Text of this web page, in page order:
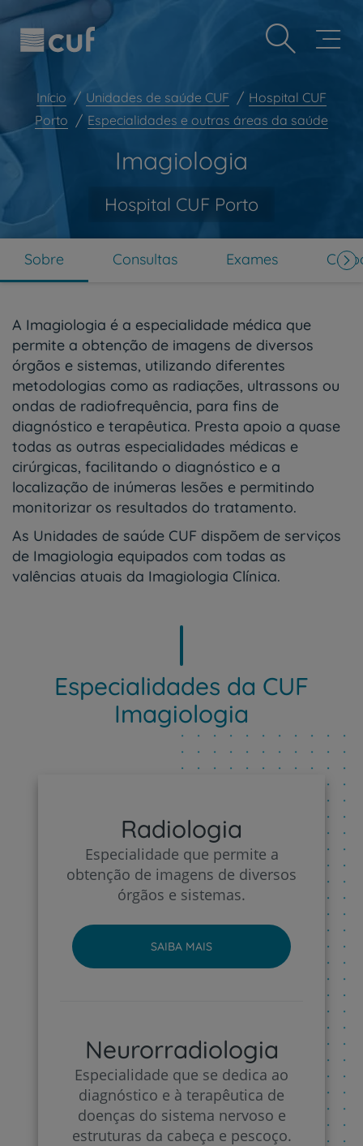
Observação:
este
inclui
sistema
acessibilidade.
Passar
para
conteúdo
Prevenção e bem-estar
Grandes Áreas da Saúde
Plano +CUF
Clientes e acompanhantes
CUF Academic Center
Para profissionais
Sobre nós
Contacte-nos
Início Unidades de saúde CUF
Hospital CUF
Porto
Especialidades e outras áreas da saúde
Imagiologia
Hospital CUF Porto
Sobre Consultas Exames
A Imagiologia é a especialidade médica que
permite a obtenção de imagens de diversos
órgãos e sistemas, utilizando diferentes
metodologias como as radiações, ultrassons ou
ondas de radiofrequência, para fins de
diagnóstico e terapêutica. Presta apoio a quase
todas as outras especialidades médicas e
cirúrgicas, facilitando o diagnóstico e a
localização de inúmeras lesões e permitindo
monitorizar os resultados do tratamento.
As Unidades de saúde CUF dispõem de serviços
de Imagiologia equipados com todas as
valências atuais da Imagiologia Clínica.
Especialidades da CUF
Imagiologia
Radiologia
Especialidade que permite a
obtenção de imagens de diversos
órgãos e sistemas.
SAIBA MAIS
Neurorradiologia
Especialidade que se dedica ao
diagnóstico e à terapêutica de
doenças do sistema nervoso e
estruturas da cabeça e pescoço.